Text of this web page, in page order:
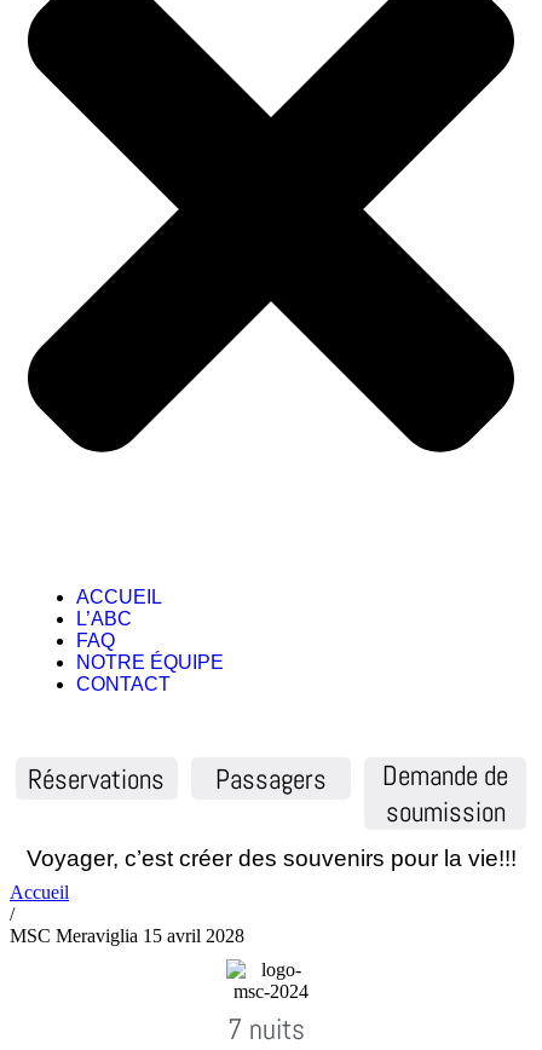
ACCUEIL
L’ABC
FAQ
NOTRE ÉQUIPE
CONTACT
Réservations Passagers
Demande de
soumission
Voyager, c’est créer des souvenirs pour la vie!!!
Accueil
/
MSC Meraviglia 15 avril 2028
7 nuits